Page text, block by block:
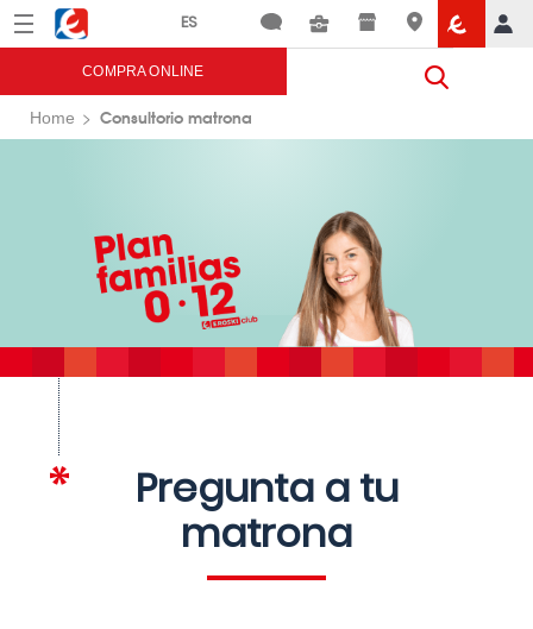
Menú Eroski
COMPRA ONLINE
Home Consultorio matrona
Pregunta a tu
matrona